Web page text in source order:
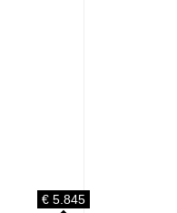
€ 5.845